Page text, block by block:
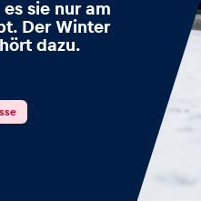
sie nur am
Der Winter
dazu.